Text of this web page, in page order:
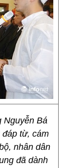
Nguyễn Bá
đáp từ, cám
nhân dân
đã dành